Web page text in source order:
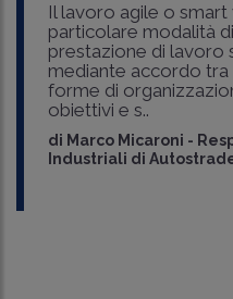
Il lavoro agile o
particolare modalità
prestazione di lavoro
mediante accordo tra
forme di
obiettivi e s..
di Marco Micaroni -
Industriali di